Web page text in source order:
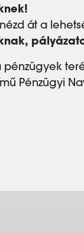
nézd át a
Pénzügyi